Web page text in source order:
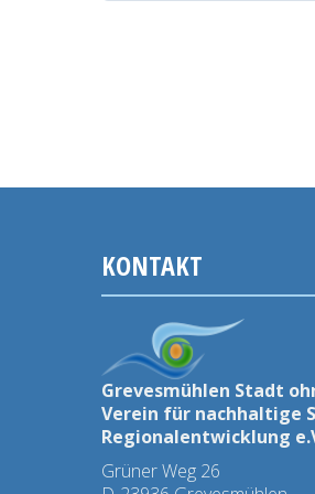
KONTAKT
Grevesmühlen Stadt
Verein für nachhaltige
Regionalentwicklung
Grüner Weg 26